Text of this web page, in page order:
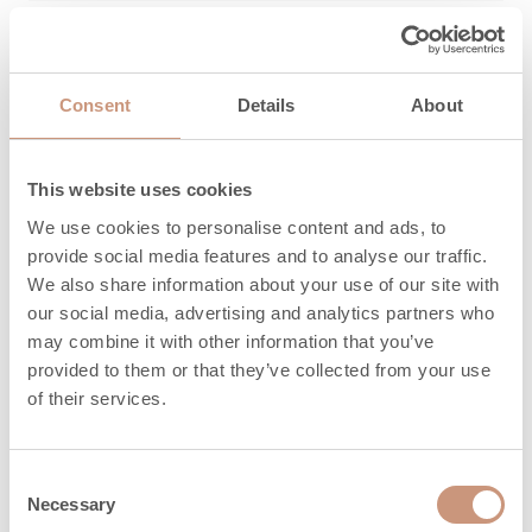
Consent Details About
This website uses cookies
We use cookies to personalise content and ads, to
provide social media features and to analyse our traffic.
We also share information about your use of our site with
our social media, advertising and analytics partners who
may combine it with other information that you’ve
provided to them or that they’ve collected from your use
of their services.
Selection
Necessary
Lunghezza della legna
da ardere, mm
330 (200-
330)
Quantità massima di
pellet, kg
Emissione di calore (h)
100%
3,4
Emissione di calore (h)
50%
12,8
22,9